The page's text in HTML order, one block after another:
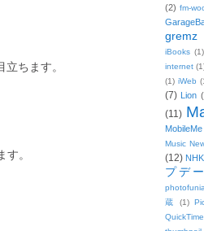
ちます。
。
(2) fm-
gremz
iBooks (1)
internet
(1) iWeb
(7) Lion
(11)
MobileMe
Music
(12)
プデ
photofunia
蔵
(1)
QuickTime